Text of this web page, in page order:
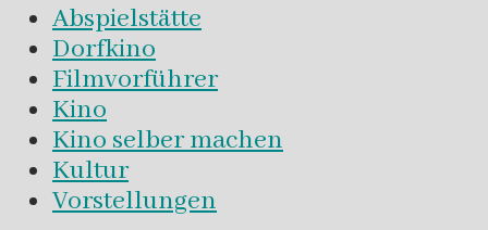
Abspielstätte
Dorfkino
Filmvorführer
Kino
Kino selber machen
Kultur
Vorstellungen